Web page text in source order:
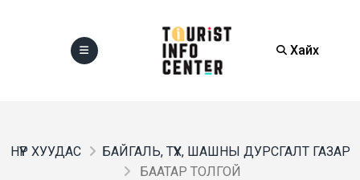
Хайх
НҮҮР ХУУДАС
БАЙГАЛЬ, ТҮҮХ, ШАШНЫ ДУРСГАЛТ ГАЗАР
БААТАР ТОЛГОЙ